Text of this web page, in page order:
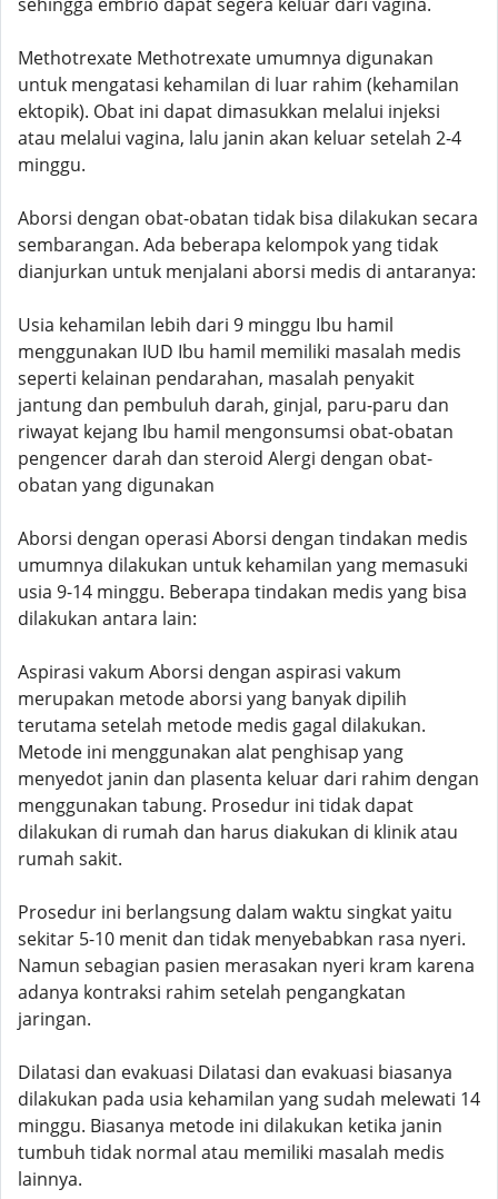
Methotrexate Methotrexate umumnya digunakan
untuk mengatasi kehamilan di luar rahim (kehamilan
ektopik). Obat ini dapat dimasukkan melalui injeksi
atau melalui vagina, lalu janin akan keluar setelah 2-4
minggu.
Aborsi dengan obat-obatan tidak bisa dilakukan secara
sembarangan. Ada beberapa kelompok yang tidak
dianjurkan untuk menjalani aborsi medis di antaranya:
Usia kehamilan lebih dari 9 minggu Ibu hamil
menggunakan IUD Ibu hamil memiliki masalah medis
seperti kelainan pendarahan, masalah penyakit
jantung dan pembuluh darah, ginjal, paru-paru dan
riwayat kejang Ibu hamil mengonsumsi obat-obatan
pengencer darah dan steroid Alergi dengan obat-
obatan yang digunakan
Aborsi dengan operasi Aborsi dengan tindakan medis
umumnya dilakukan untuk kehamilan yang memasuki
usia 9-14 minggu. Beberapa tindakan medis yang bisa
dilakukan antara lain:
Aspirasi vakum Aborsi dengan aspirasi vakum
merupakan metode aborsi yang banyak dipilih
terutama setelah metode medis gagal dilakukan.
Metode ini menggunakan alat penghisap yang
menyedot janin dan plasenta keluar dari rahim dengan
menggunakan tabung. Prosedur ini tidak dapat
dilakukan di rumah dan harus diakukan di klinik atau
rumah sakit.
Prosedur ini berlangsung dalam waktu singkat yaitu
sekitar 5-10 menit dan tidak menyebabkan rasa nyeri.
Namun sebagian pasien merasakan nyeri kram karena
adanya kontraksi rahim setelah pengangkatan
jaringan.
Dilatasi dan evakuasi Dilatasi dan evakuasi biasanya
dilakukan pada usia kehamilan yang sudah melewati 14
minggu. Biasanya metode ini dilakukan ketika janin
tumbuh tidak normal atau memiliki masalah medis
lainnya.